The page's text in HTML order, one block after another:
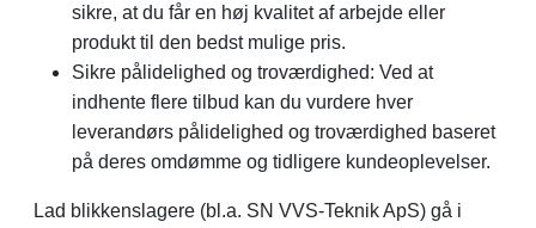
sikre, at du får en høj kvalitet af arbejde eller
produkt til den bedst mulige pris.
Sikre pålidelighed og troværdighed: Ved at
indhente flere tilbud kan du vurdere hver
leverandørs pålidelighed og troværdighed baseret
på deres omdømme og tidligere kundeoplevelser.
Lad blikkenslagere (bl.a. SN VVS-Teknik ApS) gå i